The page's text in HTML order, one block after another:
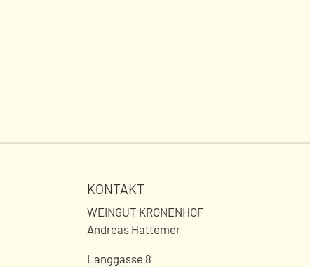
KONTAKT
WEINGUT KRONENHOF
Andreas Hattemer
Langgasse 8